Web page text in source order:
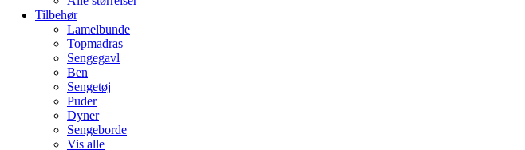
Tilbehør
Lamelbunde
Topmadras
Sengegavl
Ben
Sengetøj
Puder
Dyner
Sengeborde
Vis alle